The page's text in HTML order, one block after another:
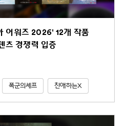
어워즈 2026' 12개 작품
츠 경쟁력 입증
폭군의셰프 친애하는X